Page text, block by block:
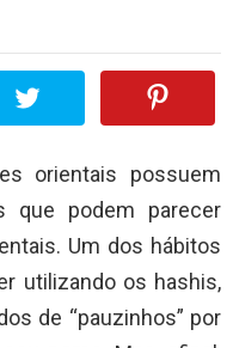
orientais possuem
que podem parecer
Um dos hábitos
utilizando os hashis,
de “pauzinhos” por